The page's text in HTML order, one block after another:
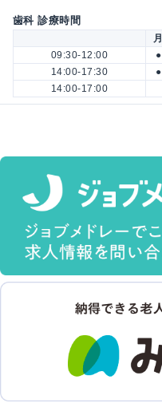
歯科 診療時間
月
09:30-12:00
●
14:00-17:30
●
14:00-17:00